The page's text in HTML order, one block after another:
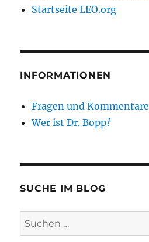
Startseite LEO.org
INFORMATIONEN
Fragen und Kommentare
Wer ist Dr. Bopp?
SUCHE IM BLOG
Suchen
nach: